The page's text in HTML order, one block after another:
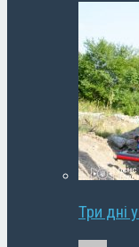
Три дні